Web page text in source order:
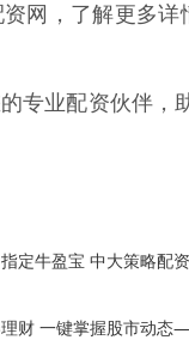
网，了解更多详
专业配资伙伴，
定牛盈宝 中大策略配
财 一键掌握股市动